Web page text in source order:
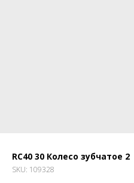
RC40 30 Колесо зубчатое 2
SKU: 109328